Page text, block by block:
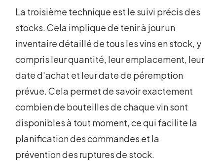
La troisième technique est le suivi précis des
stocks. Cela implique de tenir à jour un
inventaire détaillé de tous les vins en stock, y
compris leur quantité, leur emplacement, leur
date d'achat et leur date de péremption
prévue. Cela permet de savoir exactement
combien de bouteilles de chaque vin sont
disponibles à tout moment, ce qui facilite la
planification des commandes et la
prévention des ruptures de stock.